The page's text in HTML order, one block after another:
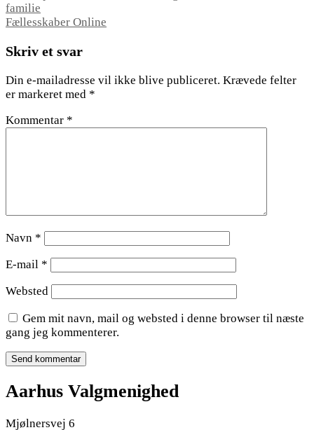
familie
Fællesskaber Online
Skriv et svar
Din e-mailadresse vil ikke blive publiceret. Krævede felter
er markeret med *
Kommentar *
Navn *
E-mail *
Websted
Gem mit navn, mail og websted i denne browser til næste
gang jeg kommenterer.
Aarhus Valgmenighed
Mjølnersvej 6